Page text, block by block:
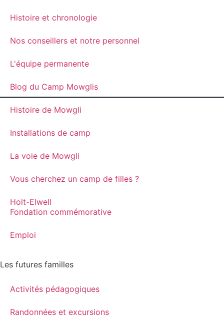
Histoire et chronologie
Nos conseillers et notre personnel
L'équipe permanente
Blog du Camp Mowglis
Histoire de Mowgli
Installations de camp
La voie de Mowgli
Vous cherchez un camp de filles ?
Holt-Elwell
Fondation commémorative
Emploi
Les futures familles
Activités pédagogiques
Randonnées et excursions